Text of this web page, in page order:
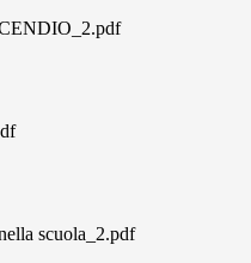
scuola_2.pdf